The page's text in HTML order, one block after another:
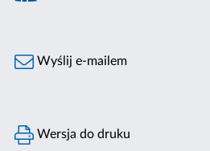
Wyślij e-mailem
Wersja do druku